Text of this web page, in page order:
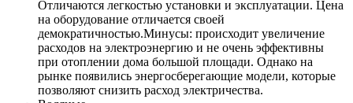
Отличаются легкостью установки и эксплуатации. Цена
на оборудование отличается своей
демократичностью.Минусы: происходит увеличение
расходов на электроэнергию и не очень эффективны
при отоплении дома большой площади. Однако на
рынке появились энергосберегающие модели, которые
позволяют снизить расход электричества.